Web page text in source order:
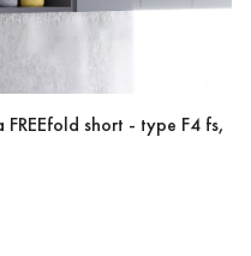
short - type F4 fs,